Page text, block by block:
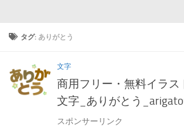
タグ: ありがとう
文字
商用フリー・無料イラス
文字_ありがとう
スポンサーリンク